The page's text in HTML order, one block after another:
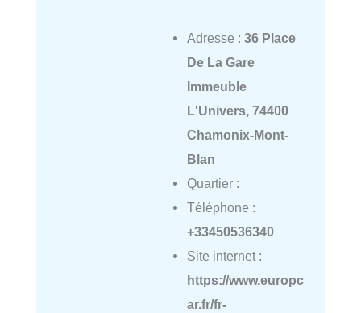
Adresse : 36 Place
De La Gare
Immeuble
L'Univers, 74400
Chamonix-Mont-
Blan
Quartier :
Téléphone :
+33450536340
Site internet :
https://www.europc
ar.fr/fr-